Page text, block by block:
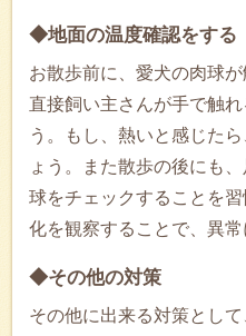
◆地面の温度確認をする
お散歩前に、愛犬の肉球
直接飼い主さんが手で触
う。もし、熱いと感じた
ょう。また散歩の後にも
球をチェックすることを
化を観察することで、異常
◆その他の対策
その他に出来る対策とし